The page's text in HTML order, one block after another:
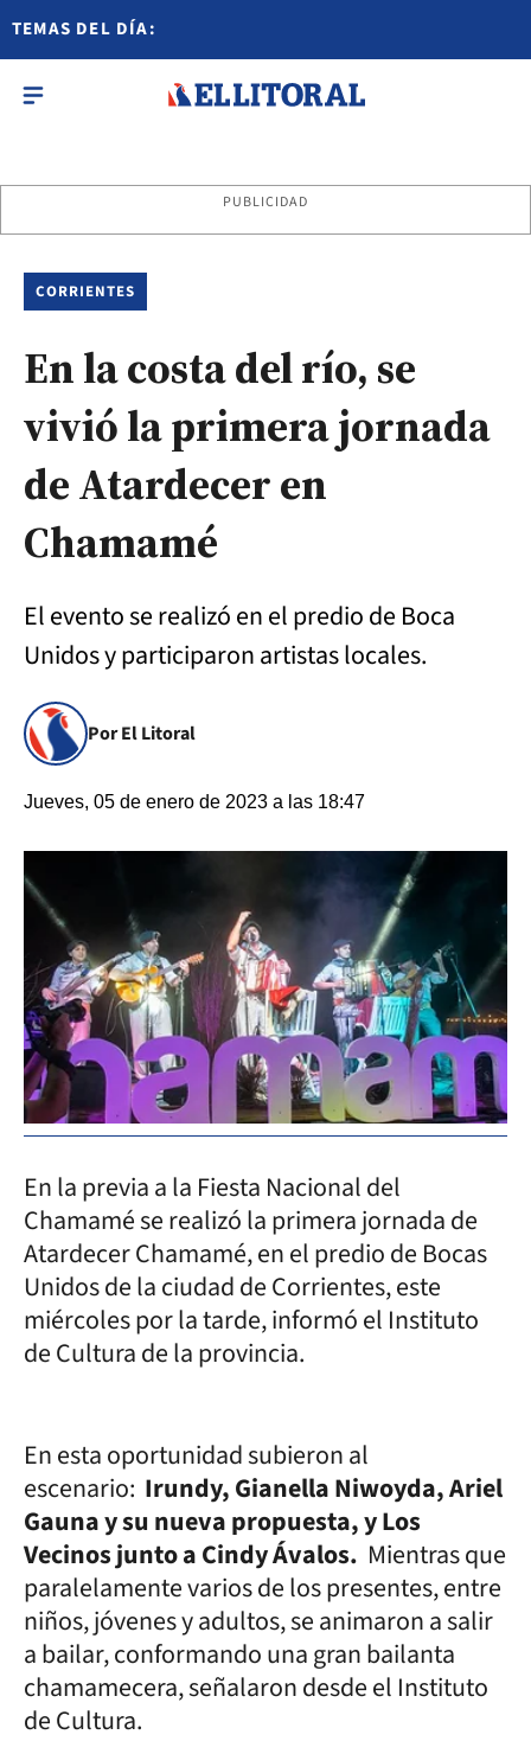
TEMAS DEL DÍA:
PUBLICIDAD
CORRIENTES
En la costa del río, se
vivió la primera jornada
de Atardecer en
Chamamé
El evento se realizó en el predio de Boca
Unidos y participaron artistas locales.
Por El Litoral
Jueves, 05 de enero de 2023 a las 18:47
En la previa a la Fiesta Nacional del
Chamamé se realizó la primera jornada de
Atardecer Chamamé, en el predio de Bocas
Unidos de la ciudad de Corrientes, este
miércoles por la tarde, informó el Instituto
de Cultura de la provincia.
En esta oportunidad subieron al
escenario: Irundy, Gianella Niwoyda, Ariel
Gauna y su nueva propuesta, y Los
Vecinos junto a Cindy Ávalos. Mientras que
paralelamente varios de los presentes, entre
niños, jóvenes y adultos, se animaron a salir
a bailar, conformando una gran bailanta
chamamecera, señalaron desde el Instituto
de Cultura.